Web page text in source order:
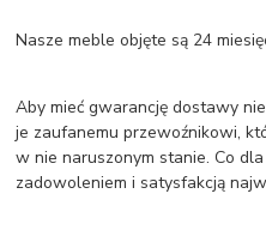
Nasze meble objęte są 24
Aby mieć gwarancję dostawy
je zaufanemu przewoźnikowi,
w nie naruszonym stanie. Co
zadowoleniem i satysfakcją